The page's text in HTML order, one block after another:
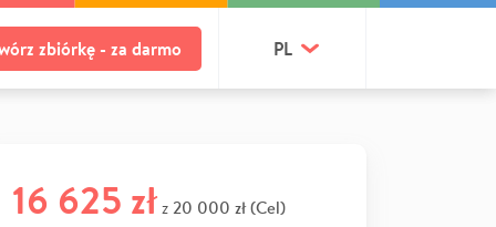
zbiórkę - za darmo PL
16 625 zł z 20 000 zł (Cel)